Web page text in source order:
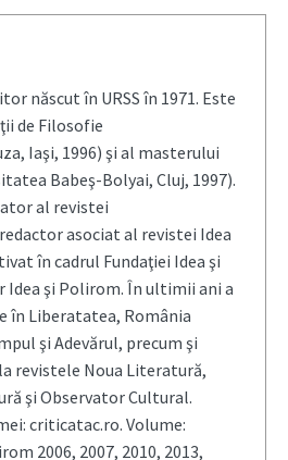
născut în URSS în 1971. Este
de Filosofie
Iaşi, 1996) şi al masterului
Babeş-Bolyai, Cluj, 1997).
al revistei
asociat al revistei Idea
în cadrul Fundaţiei Idea şi
şi Polirom. În ultimii ani a
în Liberatatea, România
şi Adevărul, precum şi
revistele Noua Literatură,
şi Observator Cultural.
criticatac.ro. Volume:
2006, 2007, 2010, 2013,